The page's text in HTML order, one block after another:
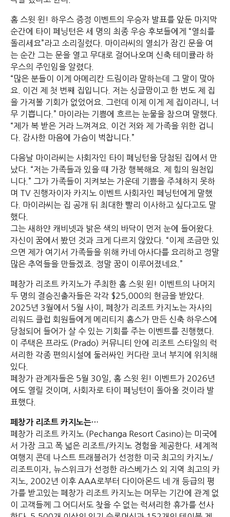
홈 스윗 윈! 하우스 증정 이벤트의 우승자 발표를 앞둔 마지막
순간에 타이 페닝턴은 세 명의 최종 우승 후보들에게 “열쇠를
돌리세요”라고 소리질렀다. 마이라씨의 열쇠가 잠긴 문을 여
는 순간 그는 문을 열고 무대로 걸어나오며 신축 테미큘라 하
우스의 주인임을 알렸다.
“많은 분들이 이게 아메리칸 드림이라 말하는데 그 말이 맞아
요. 이건 제 첫 번째 집입니다. 저는 싱글맘이고 한 번도 제 집
을 가져볼 기회가 없었어요. 그런데 이제 이게 제 집이라니, 너
무 기쁩니다.” 마이라는 기쁨에 흐르는 눈물을 참으며 말했다.
“제가 복 받은 거라 느껴져요. 이건 저와 제 가족을 위한 겁니
다. 감사한 마음에 가슴이 벅찹니다.”
다음날 마이라씨는 사회자인 타이 페닝턴을 당첨된 집에서 만
났다. “저는 가족들과 있을 때 가장 행복해요. 제 힘의 원천입
니다.” 그가 가족들이 지켜보는 가운데 기쁨을 주체하지 못하
며 TV 진행자이자 카지노 이벤트 사회자인 페닝턴에게 말했
다. 마이라씨는 집 공개 뒤 최대한 빨리 이사하고 싶다고도 말
했다.
그는 새하얀 캐비넷과 밝은 색의 바닥이 먼저 눈에 들어왔다.
자신이 꿈에서 봤던 것과 크게 다르지 않았다. “이제 조금만 있
으면 제가 여기서 가족들을 위해 카네 아사다를 요리하고 정말
많은 추억들을 만들겠죠. 정말 꿈이 이루어졌네요.”
페창가 리조트 카지노가 주최한 홈 스윗 윈! 이벤트의 나머지
두 명의 결승진출자들은 각각 $25,000의 현금을 받았다.
2025년 3월에서 5월 사이, 페창가 리조트 카지노는 자사의
리워드 클럽 회원들에게 메리티지 홈스가 만든 신축 하우스에
당첨되어 들어가 살 수 있는 기회를 주는 이벤트를 진행했다.
이 주택은 프라도 (Prado) 커뮤니티 안에 리조트 스타일의 럭
셔리한 각종 편의시설에 둘러싸인 커다란 코너 부지에 위치해
있다.
페창가 관계자들은 5월 30일, 홈 스윗 윈! 이벤트가 2026년
에도 열릴 것이며, 사회자로 타이 페닝턴이 돌아올 것이라 발
표했다.
페창가 리조트 카지노는…
페창가 리조트 카지노 (Pechanga Resort Casino)는 미국에
서 가장 크고 폭 넓은 리조트/카지노 경험을 제공한다. 세계적
여행지 콘데 나스트 트래블러가 선정한 미국 최고의 카지노/
리조트이자, 뉴스위크가 선정한 라스베가스 외 지역 최고의 카
지노, 2002년 이후 AAA로부터 다이아몬드 네 개 등급의 평
가를 받고있는 페창가 리조트 카지노는 머무는 기간에 관계 없
이 고객들께 그 어디서도 찾을 수 없는 럭셔리한 휴가를 선사